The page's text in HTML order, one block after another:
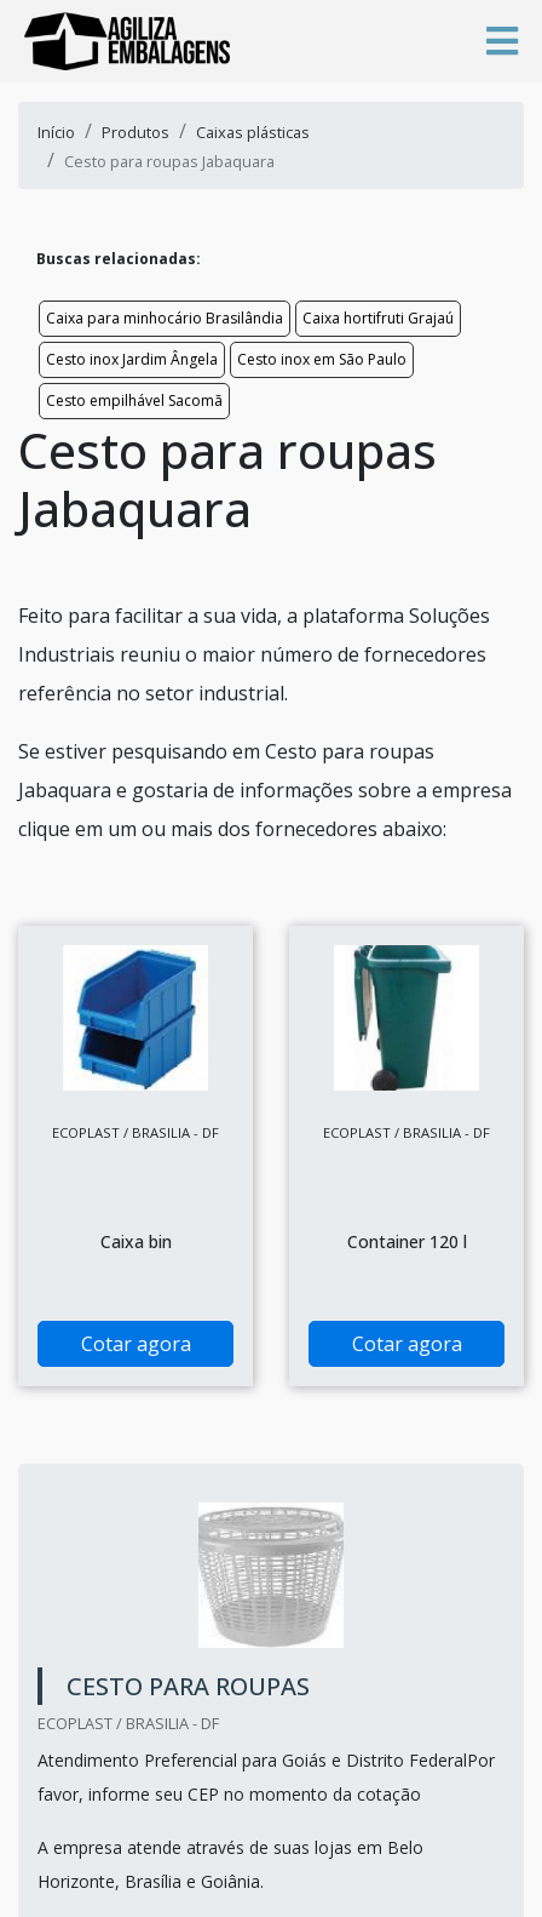
Início Produtos
Caixas plásticas
Cesto para roupas Jabaquara
Buscas relacionadas:
Caixa para minhocário Brasilândia
Caixa hortifruti Grajaú
Cesto inox Jardim Ângela
Cesto inox em São Paulo
Cesto empilhável Sacomã
Cesto para roupas
Jabaquara
Feito para facilitar a sua vida, a plataforma Soluções
Industriais reuniu o maior número de fornecedores
referência no setor industrial.
Se estiver pesquisando em Cesto para roupas
Jabaquara e gostaria de informações sobre a empresa
clique em um ou mais dos fornecedores abaixo:
ECOPLAST / BRASILIA - DF
Caixa bin
Cotar agora
ECOPLAST / BRASILIA - DF
Container 120 l
Cotar agora
CESTO PARA ROUPAS
ECOPLAST / BRASILIA - DF
Atendimento Preferencial para Goiás e Distrito FederalPor
favor, informe seu CEP no momento da cotação
A empresa atende através de suas lojas em Belo
Horizonte, Brasília e Goiânia.